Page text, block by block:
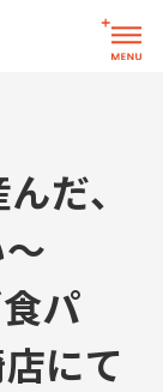
だ、
パ
にて